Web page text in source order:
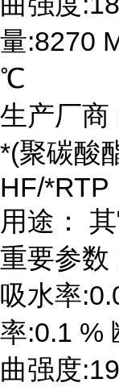
量:8270
℃
生产厂商
*(聚碳酸
HF/*RTP
用途：
重要参数
吸水率
率:0.1 %
曲强度